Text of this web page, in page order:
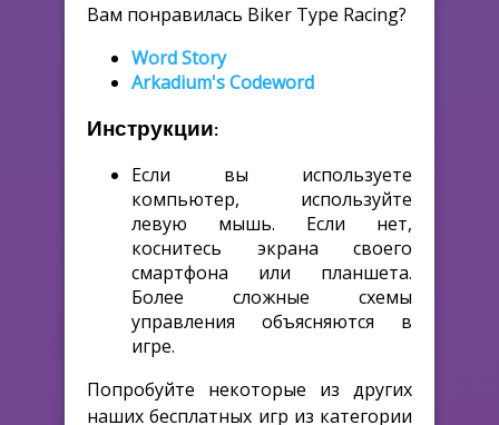
Вам понравилась Biker Type Racing?
Word Story
Arkadium's Codeword
Инструкции:
Если вы используете
компьютер, используйте
левую мышь. Если нет,
коснитесь экрана своего
смартфона или планшета.
Более сложные схемы
управления объясняются в
игре.
Попробуйте некоторые из других
наших бесплатных игр из категории